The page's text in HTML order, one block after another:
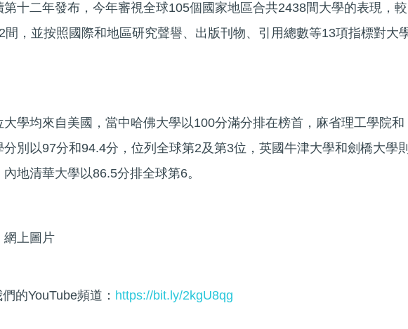
第十二年發布，今年審視全球105個國家地區合共2438間大學的表現，較
間，並按照國際和地區研究聲譽、出版刊物、引用總數等13項指標對大
大學均來自美國，當中哈佛大學以100分滿分排在榜首，麻省理工學院和
分別以97分和94.4分，位列全球第2及第3位，英國牛津大學和劍橋大學
地清華大學以86.5分排全球第6。
網上圖片
的YouTube頻道： https://bit.ly/2kgU8qg